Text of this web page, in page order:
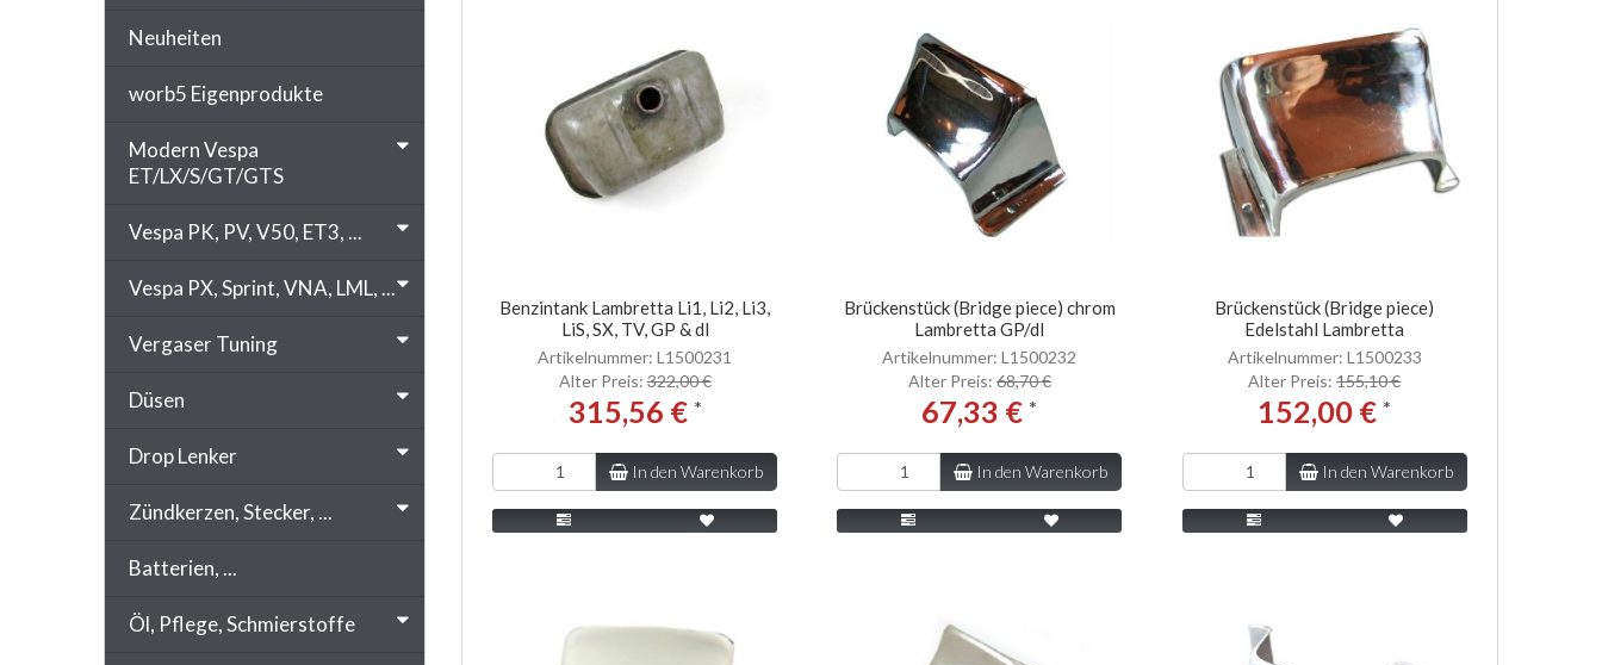
Benzintank Lambretta Li1, Li2, Li3,
LiS, SX, TV, GP & dl
Artikelnummer: L1500231
Alter Preis:322,00 €
315,56 € *
In den Warenkorb
Brückenstück (Bridge piece) chrom
Lambretta GP/dl
Artikelnummer: L1500232
Alter Preis: 68,70 €
67,33 € *
In den Warenkorb
Brückenstück (Bridge piece)
Edelstahl Lambretta
Artikelnummer: L1500233
Alter Preis:155,10 €
152,00 € *
In den Warenkorb
Neuheiten
worb5 Eigenprodukte
Modern Vespa
ET/LX/S/GT/GTS
Vespa PK, PV, V50, ET3, ...
Vespa PX, Sprint, VNA, LML, ...
Vergaser Tuning
Düsen
Drop Lenker
Zündkerzen, Stecker, ...
Batterien, ...
Öl, Pflege, Schmierstoffe